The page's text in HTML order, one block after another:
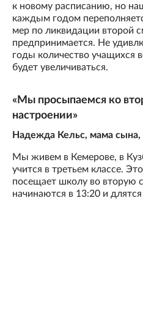
к новому расписанию, но
каждым годом
мер по ликвидации второй
предпринимается. Не
годы количество учащихся
будет увеличиваться.
«Мы просыпаемся ко
настроении»
Надежда Кельс, мама
Мы живем в Кемерове, в
учится в третьем классе.
посещает школу во вторую
начинаются в 13:20 и